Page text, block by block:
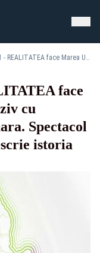
1 Decembrie 2021 - REALITATEA face Marea Unire! Show exploziv cu Anamaria Prodan și Kamara. Spectacol TOTAL în ziua când se rescrie istoria televiziunii
face
cu
Spectacol
istoria